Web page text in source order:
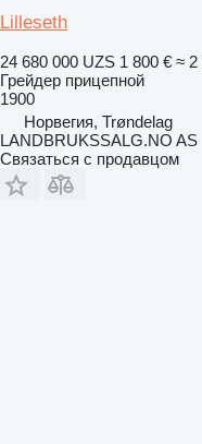
Lilleseth
24 680 000 UZS 1 800 € ≈ 2
Грейдер прицепной
1900
Норвегия, Trøndelag
LANDBRUKSSALG.NO AS
Связаться с продавцом